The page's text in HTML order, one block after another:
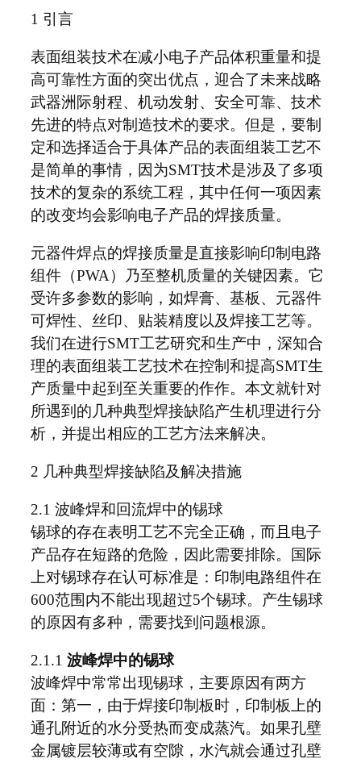
1 引言
表面组装技术在减小电子产品体积重量和提
高可靠性方面的突出优点，迎合了未来战略
武器洲际射程、机动发射、安全可靠、技术
先进的特点对制造技术的要求。但是，要制
定和选择适合于具体产品的表面组装工艺不
是简单的事情，因为SMT技术是涉及了多项
技术的复杂的系统工程，其中任何一项因素
的改变均会影响电子产品的焊接质量。
元器件焊点的焊接质量是直接影响印制电路
组件（PWA）乃至整机质量的关键因素。它
受许多参数的影响，如焊膏、基板、元器件
可焊性、丝印、贴装精度以及焊接工艺等。
我们在进行SMT工艺研究和生产中，深知合
理的表面组装工艺技术在控制和提高SMT生
产质量中起到至关重要的作作。本文就针对
所遇到的几种典型焊接缺陷产生机理进行分
析，并提出相应的工艺方法来解决。
2 几种典型焊接缺陷及解决措施
2.1 波峰焊和回流焊中的锡球
锡球的存在表明工艺不完全正确，而且电子
产品存在短路的危险，因此需要排除。国际
上对锡球存在认可标准是：印制电路组件在
600范围内不能出现超过5个锡球。产生锡球
的原因有多种，需要找到问题根源。
2.1.1 波峰焊中的锡球
波峰焊中常常出现锡球，主要原因有两方
面：第一，由于焊接印制板时，印制板上的
通孔附近的水分受热而变成蒸汽。如果孔壁
金属镀层较薄或有空隙，水汽就会通过孔壁